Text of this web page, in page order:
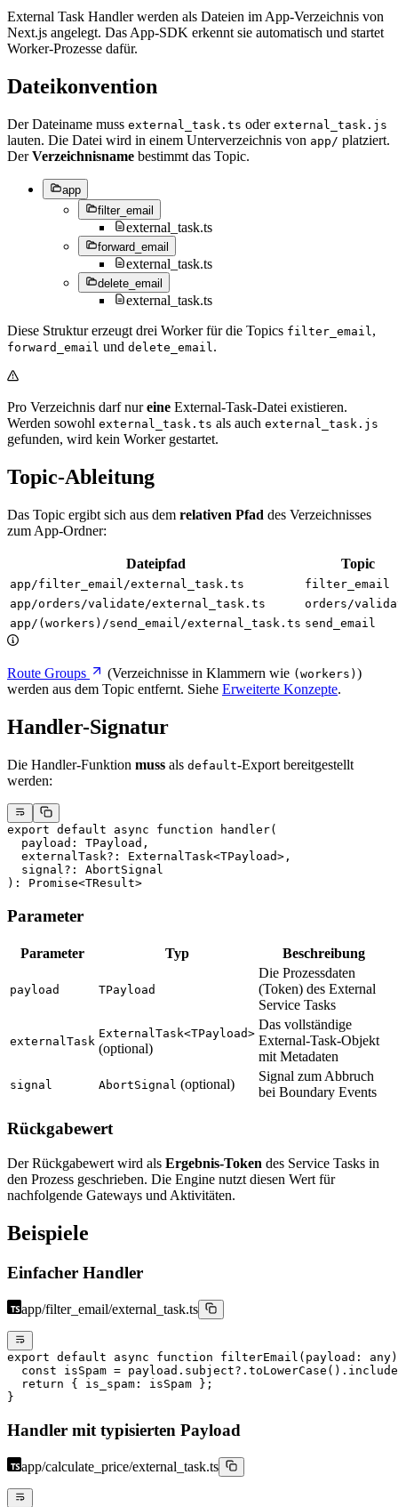
External Task Handler werden als Dateien im App-Verzeichnis von
Next.js angelegt. Das App-SDK erkennt sie automatisch und startet
Worker-Prozesse dafür.
Dateikonvention
Der Dateiname muss external_task.ts oder external_task.js
lauten. Die Datei wird in einem Unterverzeichnis von app/ platziert.
DerVerzeichnisname bestimmt das Topic.
app
filter_email
external_task.ts
forward_email
external_task.ts
delete_email
external_task.ts
Diese Struktur erzeugt drei Worker für die Topics filter_email,
forward_email und delete_email.
Pro Verzeichnis darf nureine External-Task-Datei existieren.
Werden sowohl external_task.ts als auch external_task.js
gefunden, wird kein Worker gestartet.
Topic-Ableitung
Das Topic ergibt sich aus dem relativen Pfad des Verzeichnisses
zum App-Ordner:
Dateipfad Topic
app/filter_email/external_task.ts
filter_email
app/orders/validate/external_task.ts
orders/
app/(workers)/send_email/external_task.ts send_email
Route Groups (Verzeichnisse in Klammern wie (workers) )
werden aus dem Topic entfernt. Siehe Erweiterte Konzepte.
Handler-Signatur
Die Handler-Funktion muss als default-Export bereitgestellt
werden:
export default async function handler(
  payload
: TPayload ,
  externalTask
?: ExternalTask<TPayload>,
  signal
?:
AbortSignal
) : Promise<TResult>
Parameter
Parameter Typ Beschreibung
payload TPayload
Die Prozessdaten
(Token) des External
Service Tasks
externalTask
ExternalTask<TPayload>
(optional)
Das vollständige
External-Task-Objekt
mit Metadaten
signal AbortSignal (optional)
Signal zum Abbruch
bei Boundary Events
Rückgabewert
Der Rückgabewert wird als Ergebnis-Token des Service Tasks in
den Prozess geschrieben. Die Engine nutzt diesen Wert für
nachfolgende Gateways und Aktivitäten.
Beispiele
Einfacher Handler
app/filter_email/external_task.ts
export default async function filterEmail ( payload : any
  const
isSpam = payload.subject?. toLowerCase ().
  return
{ is_spam: isSpam };
}
Handler mit typisierten Payload
app/calculate_price/external_task.ts